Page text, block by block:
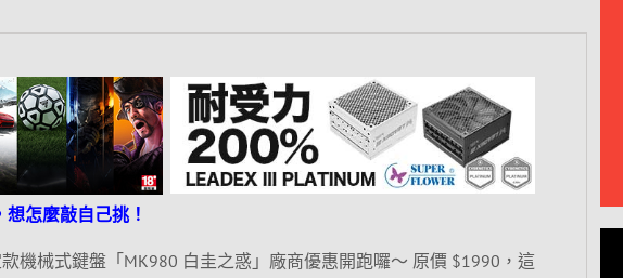
怎麼敲自己挑！
機械式鍵盤「MK980 白圭之惑」廠商優惠開跑囉～ 原價 $1990，這